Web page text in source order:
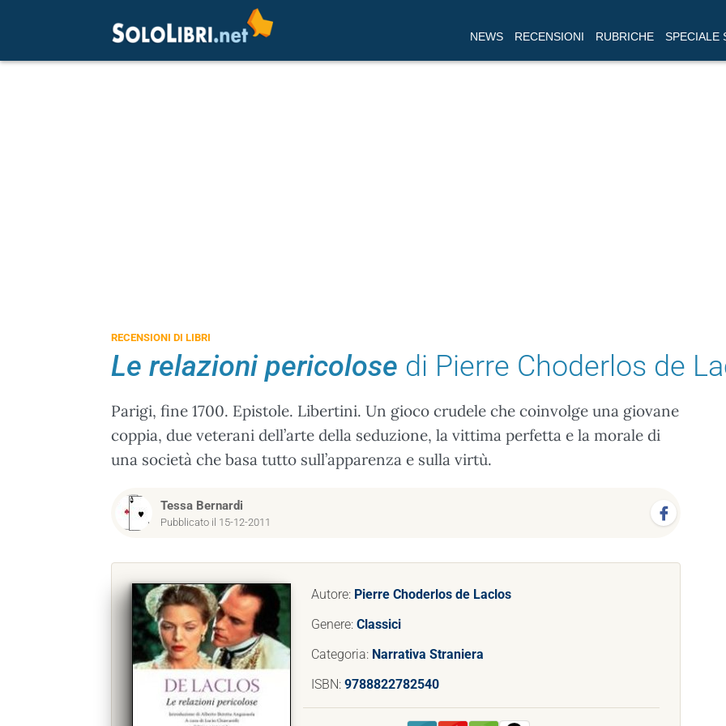
NEWS RECENSIONI RUBRICHE SPECIALE
RECENSIONI DI LIBRI
Le relazioni pericolose di Pierre Choderlos de
Parigi, fine 1700. Epistole. Libertini. Un gioco crudele che coinvolge una giovane
coppia, due veterani dell’arte della seduzione, la vittima perfetta e la morale di
una società che basa tutto sull’apparenza e sulla virtù.
Tessa Bernardi
Pubblicato il 15-12-2011
Autore: Pierre Choderlos de Laclos
Genere: Classici
Categoria: Narrativa Straniera
ISBN: 9788822782540